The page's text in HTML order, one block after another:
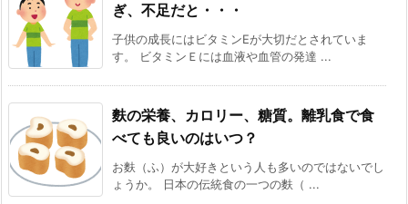
ぎ、不足だと・・・
子供の成長にはビタミンEが大切だとされていま
す。 ビタミンＥには血液や血管の発達 ...
麩の栄養、カロリー、糖質。離乳食で食
べても良いのはいつ？
お麩（ふ）が大好きという人も多いのではないでし
ょうか。 日本の伝統食の一つの麩（ ...